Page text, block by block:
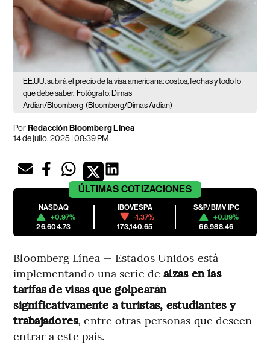
EE.UU. subirá el precio de la visa americana: costos, fechas y todo lo
que debe saber. Fotógrafo: Dimas
Ardian/Bloomberg (Bloomberg/Dimas Ardian)
PorRedacción Bloomberg Línea
14 de julio, 2025 | 08:39 PM
ÚLTIMAS COTIZACIONES
NASDAQ
+0.97%
26,604.73
IBOVESPA
-1.37%
173,140.65
S&P/BMV IPC
+0.89%
66,988.46
Bloomberg Línea — Estados Unidos está
implementando una serie dealzas en las
tarifas de visas que golpearán
significativamente a turistas, estudiantes y
trabajadores, entre otras personas que deseen
entrar a este país.